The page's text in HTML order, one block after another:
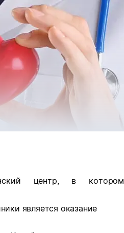
центр, в котором
является оказание